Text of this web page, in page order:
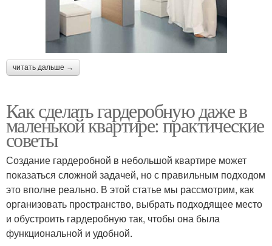
читать дальше →
Как сделать гардеробную даже в
маленькой квартире: практические
советы
Создание гардеробной в небольшой квартире может
показаться сложной задачей, но с правильным подходом
это вполне реально. В этой статье мы рассмотрим, как
организовать пространство, выбрать подходящее место
и обустроить гардеробную так, чтобы она была
функциональной и удобной.